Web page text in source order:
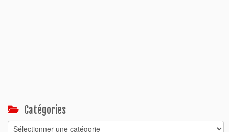
Catégories
Catégories